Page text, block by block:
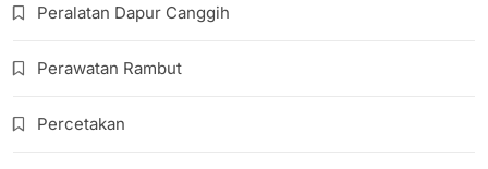
Peralatan Dapur Canggih
Perawatan Rambut
Percetakan